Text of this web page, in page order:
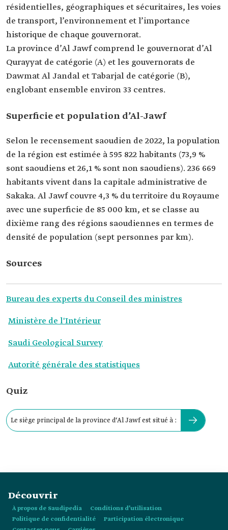
résidentielles, géographiques et sécuritaires, les voies
de transport, l’environnement et l’importance
historique de chaque gouvernorat.
La province d’Al Jawf comprend le gouvernorat d’Al
Qurayyat de catégorie (A) et les gouvernorats de
Dawmat Al Jandal et Tabarjal de catégorie (B),
englobant ensemble environ 33 centres.
Superficie et population d’Al-Jawf
Selon le recensement saoudien de 2022, la population
de la région est estimée à 595 822 habitants (73,9 %
sont saoudiens et 26,1 % sont non saoudiens). 236 669
habitants vivent dans la capitale administrative de
Sakaka. Al Jawf couvre 4,3 % du territoire du Royaume
avec une superficie de 85 000 km, et se classe au
dixième rang des régions saoudiennes en termes de
densité de population (sept personnes par km).
Sources
Bureau des experts du Conseil des ministres
Ministère de l'Intérieur
Saudi Geological Survey
Autorité générale des statistiques
Quiz
Le siège principal de la province d‘Al Jawf est situé à :
Découvrir
À propos de Saudipedia
Conditions d’utilisation
Politique de confidentialité
Participation électronique